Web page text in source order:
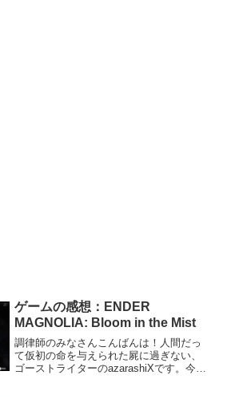
ゲームの感想：ENDER
MAGNOLIA: Bloom in the Mist
調律師のみなさんこんばんは！人間だっ
て仮初の命を与えられた屍に過ぎない、
ゴーストライターのazarashiXです。今回